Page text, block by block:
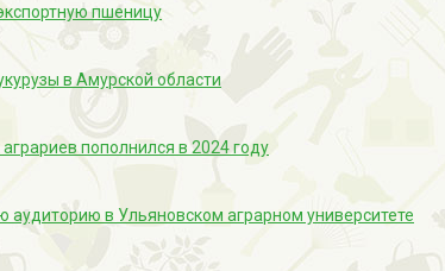
пшеницу
в Амурской области
пополнился в 2024 году
аудиторию в Ульяновском аграрном университете